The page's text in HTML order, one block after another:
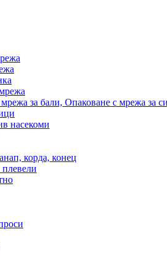
за бали, Опаковане с мрежа за
насекоми
корда, конец